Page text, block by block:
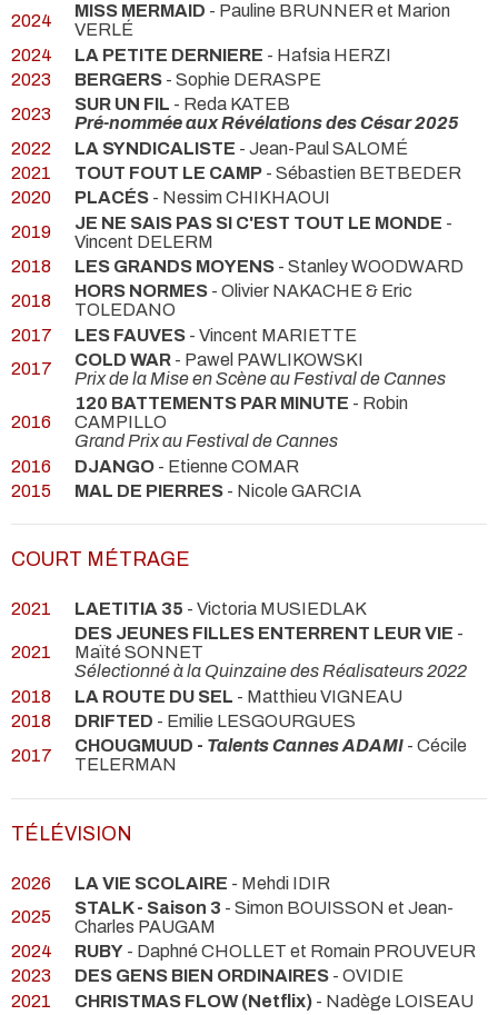
2024 MISS MERMAID - Pauline BRUNNER et Marion
VERLÉ
2024
LA PETITE DERNIERE - Hafsia HERZI
2023
BERGERS - Sophie DERASPE
2023
SUR UN FIL - Reda KATEB
Pré-nommée aux Révélations des César 2025
2022
LA SYNDICALISTE - Jean-Paul SALOMÉ
2021
TOUT FOUT LE CAMP - Sébastien BETBEDER
2020
PLACÉS - Nessim CHIKHAOUI
2019
JE NE SAIS PAS SI C'EST TOUT LE MONDE -
Vincent DELERM
2018
LES GRANDS MOYENS - Stanley WOODWARD
2018
HORS NORMES - Olivier NAKACHE & Eric
TOLEDANO
2017
LES FAUVES - Vincent MARIETTE
2017
COLD WAR - Pawel PAWLIKOWSKI
Prix de la Mise en Scène au Festival de Cannes
2016
120 BATTEMENTS PAR MINUTE - Robin
CAMPILLO
Grand Prix au Festival de Cannes
2016
DJANGO - Etienne COMAR
2015
MAL DE PIERRES - Nicole GARCIA
COURT MÉTRAGE
2021 LAETITIA 35 - Victoria MUSIEDLAK
2021
DES JEUNES FILLES ENTERRENT LEUR VIE -
Maïté SONNET
Sélectionné à la Quinzaine des Réalisateurs 2022
2018
LA ROUTE DU SEL - Matthieu VIGNEAU
2018
DRIFTED - Emilie LESGOURGUES
2017
CHOUGMUUD - Talents Cannes ADAMI - Cécile
TELERMAN
TÉLÉVISION
2026 LA VIE SCOLAIRE - Mehdi IDIR
2025
STALK - Saison 3 - Simon BOUISSON et Jean-
Charles PAUGAM
2024
RUBY - Daphné CHOLLET et Romain PROUVEUR
2023
DES GENS BIEN ORDINAIRES - OVIDIE
2021
CHRISTMAS FLOW (Netflix) - Nadège LOISEAU